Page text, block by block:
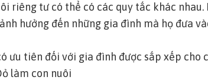
riêng tư có thể có các quy tắc khác
hưởng đến những gia đình mà họ đưa
ưu tiên đối với gia đình được sắp xếp cho
làm con nuôi